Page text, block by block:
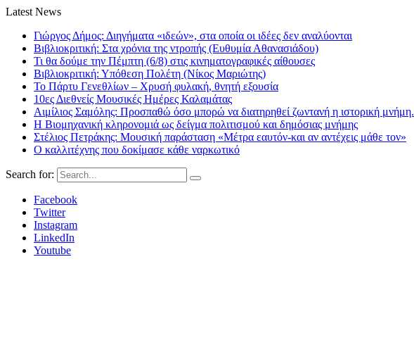
Latest News
Γιώργος Δήμος: Διηγήματα «ιδεών», στα οποία οι ιδέες δεν αναλύονται
Βιβλιοκριτική: Στα χρόνια της ντροπής (Ευθυμία Αθανασιάδου)
Τι θα δούμε την Πέμπτη (6/8) στις κινηματογραφικές αίθουσες
Βιβλιοκριτική: Υπόθεση Πολέτη (Νίκος Μαριώτης)
Το Πάρτυ Γενεθλίων – Χρυσή φυλακή, θνητή εξουσία
10ες Διεθνείς Μουσικές Ημέρες Καλαμάτας
Αιμίλιος Σαμόλης: Προσπαθώ όσο μπορώ να διατηρηθεί ζωντανή η ιστορική μνήμη.
Η Βιομηχανική κληρονομιά ως δείγμα πολιτισμού και δημόσιας μνήμης
Στέλιος Πετράκης: Μουσική παράσταση «Μέτρα εαυτόν-και αν αντέχεις μάθε τον»
Ο καλλιτέχνης που δοκίμασε κάθε ναρκωτικό
Search for:
Facebook
Twitter
Instagram
LinkedIn
Youtube